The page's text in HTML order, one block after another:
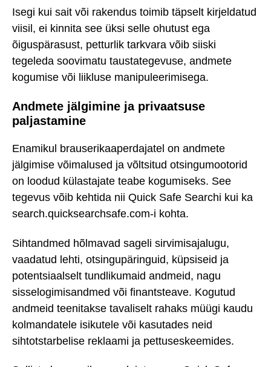
Isegi kui sait või rakendus toimib täpselt kirjeldatud
viisil, ei kinnita see üksi selle ohutust ega
õiguspärasust, petturlik tarkvara võib siiski
tegeleda soovimatu taustategevuse, andmete
kogumise või liikluse manipuleerimisega.
Andmete jälgimine ja privaatsuse
paljastamine
Enamikul brauserikaaperdajatel on andmete
jälgimise võimalused ja võltsitud otsingumootorid
on loodud külastajate teabe kogumiseks. See
tegevus võib kehtida nii Quick Safe Searchi kui ka
search.quicksearchsafe.com-i kohta.
Sihtandmed hõlmavad sageli sirvimisajalugu,
vaadatud lehti, otsingupäringuid, küpsiseid ja
potentsiaalselt tundlikumaid andmeid, nagu
sisselogimisandmed või finantsteave. Kogutud
andmeid teenitakse tavaliselt rahaks müügi kaudu
kolmandatele isikutele või kasutades neid
sihtotstarbelise reklaami ja pettuseskeemides.